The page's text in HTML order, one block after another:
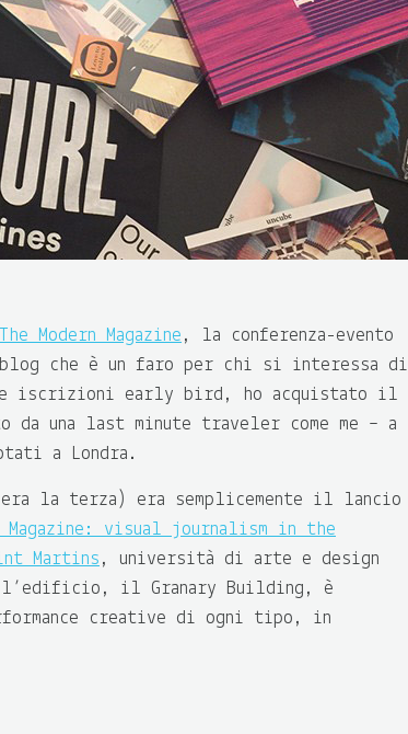
The Modern Magazine , la conferenza-evento
che è un faro per chi si interessa di
le iscrizioni early bird, ho acquistato il
una last minute traveler come me – a
a Londra.
la terza) era semplicemente il lancio
Magazine: visual journalism in the
Martins , università di arte e design
l’edificio, il Granary Building, è
creative di ogni tipo, in